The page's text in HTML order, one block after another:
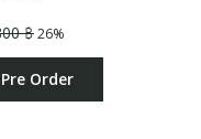
฿26%
Pre Order